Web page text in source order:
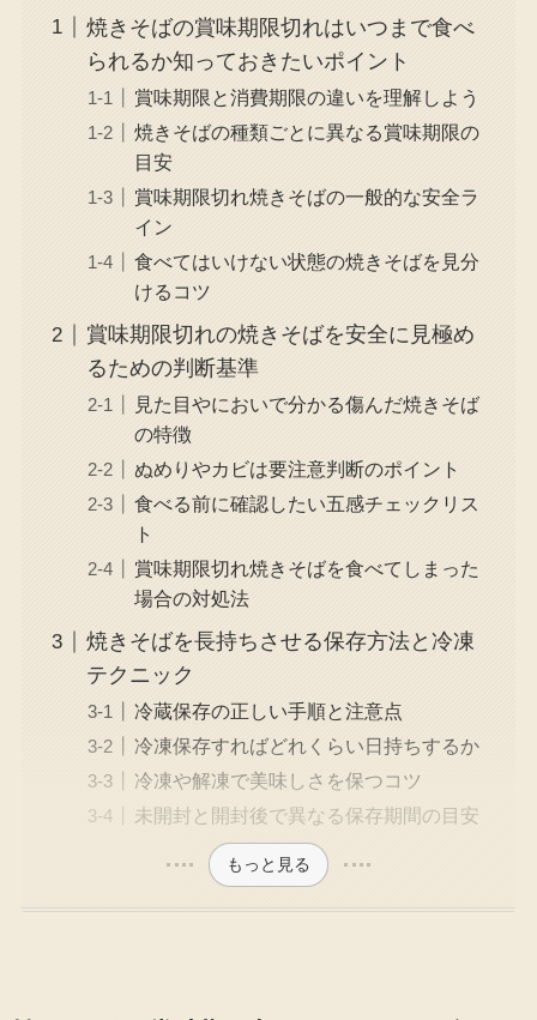
焼きそばの賞味期限切れはいつまで食べ
られるか知っておきたいポイント
賞味期限と消費期限の違いを理解しよう
焼きそばの種類ごとに異なる賞味期限の
目安
賞味期限切れ焼きそばの一般的な安全ラ
イン
食べてはいけない状態の焼きそばを見分
けるコツ
賞味期限切れの焼きそばを安全に見極め
るための判断基準
見た目やにおいで分かる傷んだ焼きそば
の特徴
ぬめりやカビは要注意判断のポイント
食べる前に確認したい五感チェックリス
ト
賞味期限切れ焼きそばを食べてしまった
場合の対処法
焼きそばを長持ちさせる保存方法と冷凍
テクニック
冷蔵保存の正しい手順と注意点
冷凍保存すればどれくらい日持ちするか
冷凍や解凍で美味しさを保つコツ
未開封と開封後で異なる保存期間の目安
もっと見る